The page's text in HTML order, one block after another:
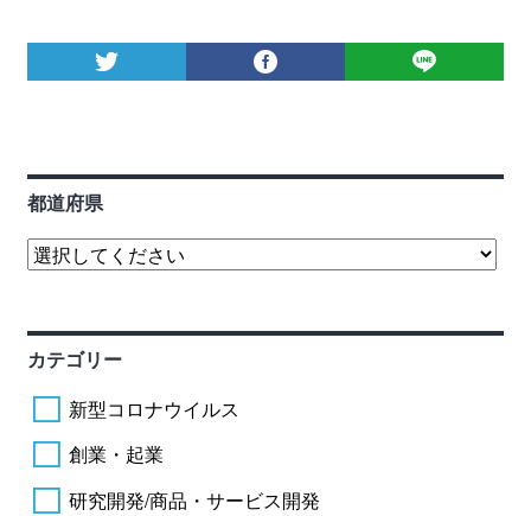
都道府県
カテゴリー
新型コロナウイルス
創業・起業
研究開発/商品・サービス開発